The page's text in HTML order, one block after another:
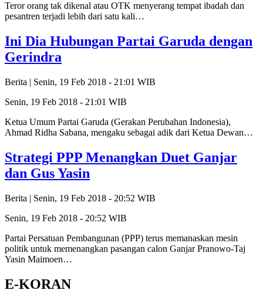
Teror orang tak dikenal atau OTK menyerang tempat ibadah dan
pesantren terjadi lebih dari satu kali…
Ini Dia Hubungan Partai Garuda dengan
Gerindra
Berita | Senin, 19 Feb 2018 - 21:01 WIB
Senin, 19 Feb 2018 - 21:01 WIB
Ketua Umum Partai Garuda (Gerakan Perubahan Indonesia),
Ahmad Ridha Sabana, mengaku sebagai adik dari Ketua Dewan…
Strategi PPP Menangkan Duet Ganjar
dan Gus Yasin
Berita | Senin, 19 Feb 2018 - 20:52 WIB
Senin, 19 Feb 2018 - 20:52 WIB
Partai Persatuan Pembangunan (PPP) terus memanaskan mesin
politik untuk memenangkan pasangan calon Ganjar Pranowo-Taj
Yasin Maimoen…
E-KORAN